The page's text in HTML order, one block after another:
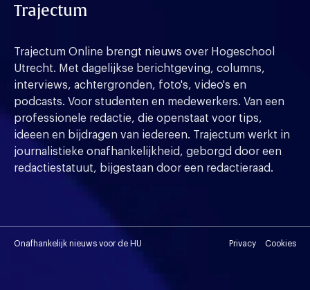
Trajectum
Trajectum Online brengt nieuws over Hogeschool
Utrecht. Met dagelijkse berichtgeving, columns,
interviews, achtergronden, foto's, video's en
podcasts. Voor studenten en medewerkers. Van een
professionele redactie, die openstaat voor tips,
ideeen en bijdragen van iedereen. Trajectum werkt in
journalistieke onafhankelijkheid, geborgd door een
redactiestatuut, bijgestaan door een redactieraad.
Onafhankelijk nieuws voor de HU Privacy Cookies